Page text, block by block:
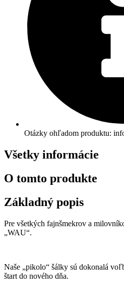
Otázky ohľadom produktu:
Všetky informácie
O tomto produkte
Základný popis
Pre všetkých fajnšmekrov a
„WAU“.
Naše „pikolo“ šálky sú dokonalá
štart do nového dňa.